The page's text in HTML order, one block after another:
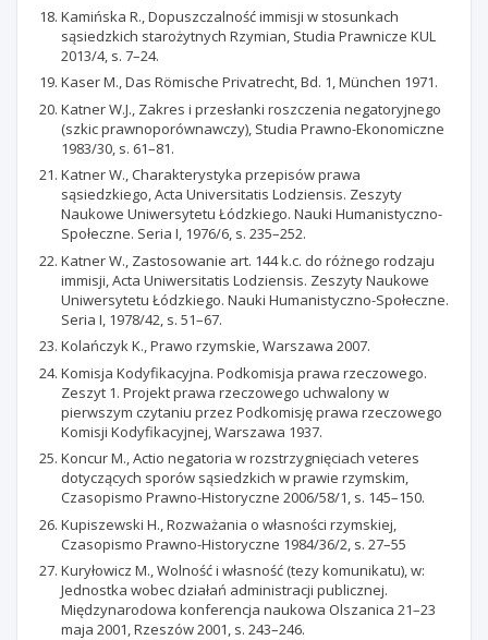
Kamińska R., Dopuszczalność immisji w stosunkach
sąsiedzkich starożytnych Rzymian, Studia Prawnicze KUL
2013/4, s. 7–24.
Kaser M., Das Römische Privatrecht, Bd. 1, München 1971.
Katner W.J., Zakres i przesłanki roszczenia negatoryjnego
(szkic prawnoporównawczy), Studia Prawno-Ekonomiczne
1983/30, s. 61–81.
Katner W., Charakterystyka przepisów prawa
sąsiedzkiego, Acta Universitatis Lodziensis. Zeszyty
Naukowe Uniwersytetu Łódzkiego. Nauki Humanistyczno-
Społeczne. Seria I, 1976/6, s. 235–252.
Katner W., Zastosowanie art. 144 k.c. do różnego rodzaju
immisji, Acta Uniwersitatis Lodziensis. Zeszyty Naukowe
Uniwersytetu Łódzkiego. Nauki Humanistyczno-Społeczne.
Seria I, 1978/42, s. 51–67.
Kolańczyk K., Prawo rzymskie, Warszawa 2007.
Komisja Kodyfikacyjna. Podkomisja prawa rzeczowego.
Zeszyt 1. Projekt prawa rzeczowego uchwalony w
pierwszym czytaniu przez Podkomisję prawa rzeczowego
Komisji Kodyfikacyjnej, Warszawa 1937.
Koncur M., Actio negatoria w rozstrzygnięciach veteres
dotyczących sporów sąsiedzkich w prawie rzymskim,
Czasopismo Prawno-Historyczne 2006/58/1, s. 145–150.
Kupiszewski H., Rozważania o własności rzymskiej,
Czasopismo Prawno-Historyczne 1984/36/2, s. 27–55
Kuryłowicz M., Wolność i własność (tezy komunikatu), w:
Jednostka wobec działań administracji publicznej.
Międzynarodowa konferencja naukowa Olszanica 21–23
maja 2001, Rzeszów 2001, s. 243–246.